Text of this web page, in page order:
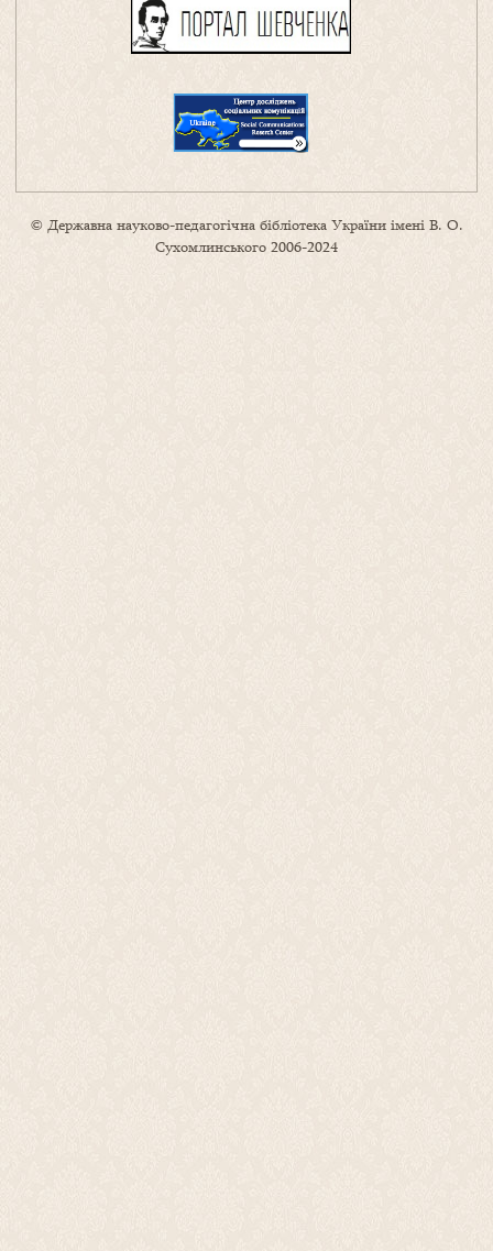
© Державна науково-педагогічна бібліотека України імені В. О.
Сухомлинського 2006-2024